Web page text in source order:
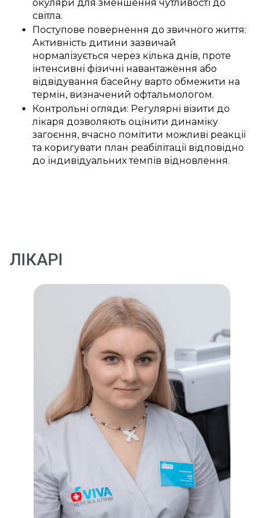
окуляри для зменшення чутливості до
світла.
Поступове повернення до звичного життя:
Активність дитини зазвичай
нормалізується через кілька днів, проте
інтенсивні фізичні навантаження або
відвідування басейну варто обмежити на
термін, визначений офтальмологом.
Контрольні огляди: Регулярні візити до
лікаря дозволяють оцінити динаміку
загоєння, вчасно помітити можливі реакції
та коригувати план реабілітації відповідно
до індивідуальних темпів відновлення.
ЛІКАРІ